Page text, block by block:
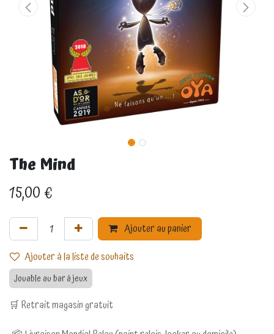
The Mind
15,00€
Ajouter au panier
Ajouter à la liste de souhaits
Jouable au bar à jeux
🛒 Retrait magasin gratuit